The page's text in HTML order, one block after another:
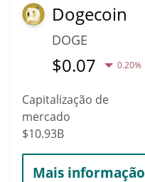
Dogecoin
DOGE
$0.07 0.20%
Capitalização de
mercado
$10.93B
Mais informação